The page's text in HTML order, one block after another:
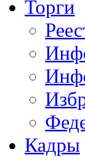
Торги
Кадры